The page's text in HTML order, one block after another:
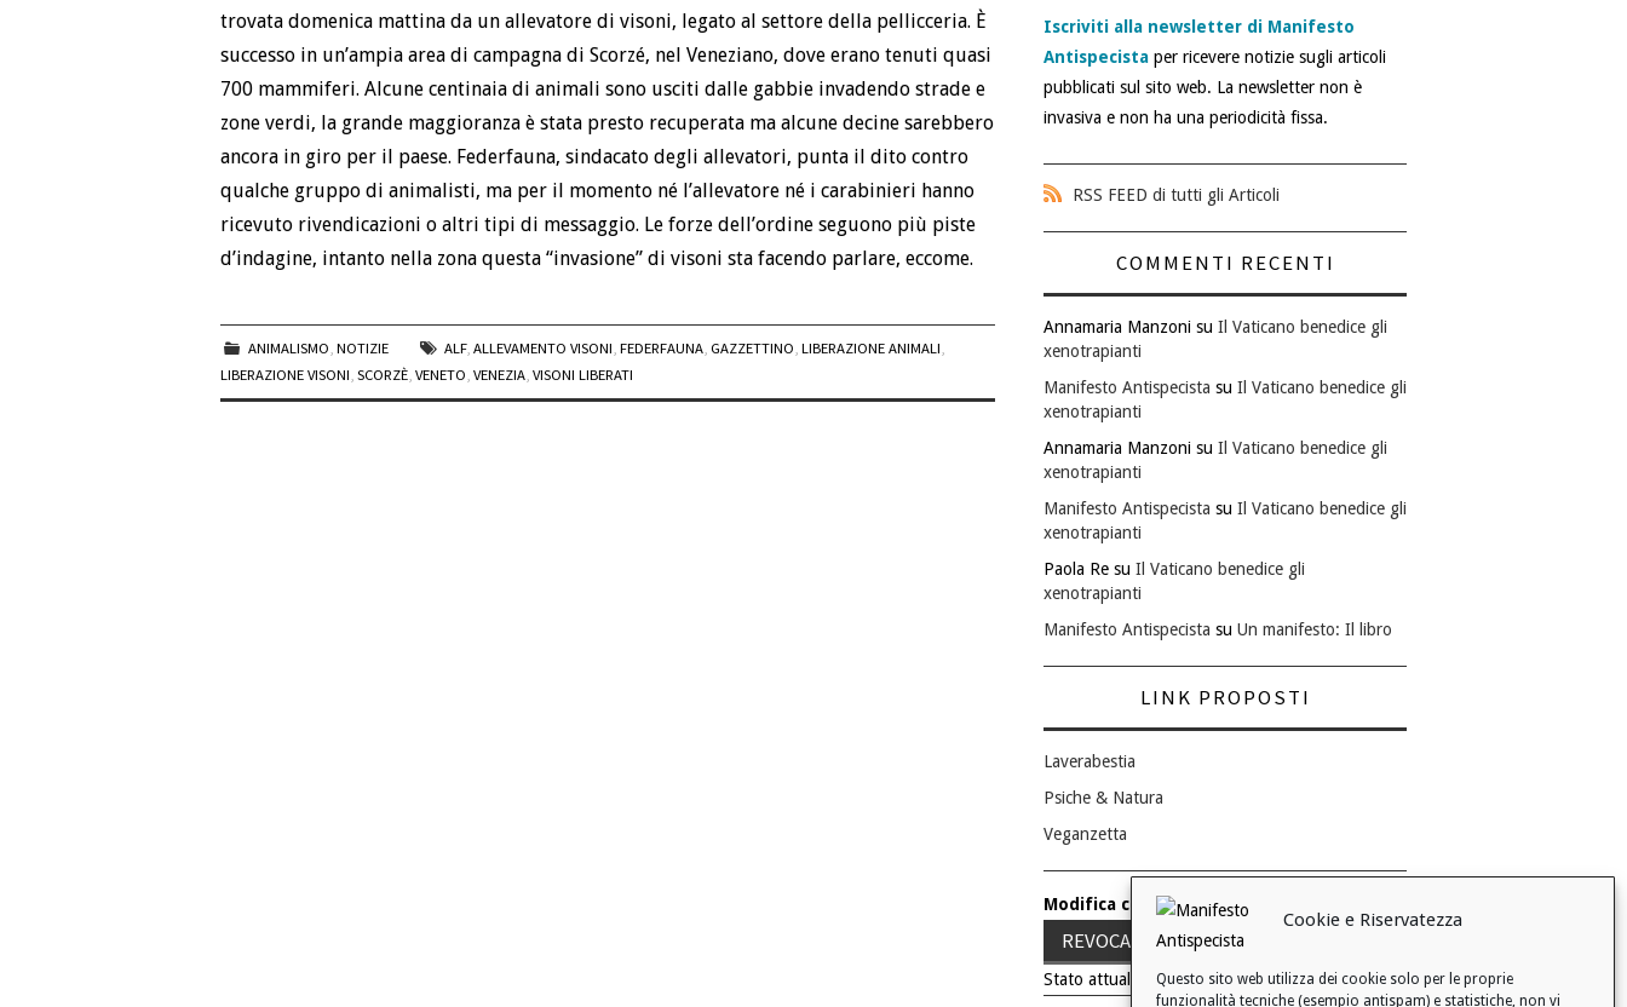
Cookie e Riservatezza
Questo sito web utilizza dei cookie solo per le proprie
funzionalità tecniche (esempio antispam) e statistiche, non vi
trovata domenica mattina da un allevatore di visoni, legato al settore della pellicceria. È
successo in un’ampia area di campagna di Scorzé, nel Veneziano, dove erano tenuti quasi
700 mammiferi. Alcune centinaia di animali sono usciti dalle gabbie invadendo strade e
zone verdi, la grande maggioranza è stata presto recuperata ma alcune decine sarebbero
ancora in giro per il paese. Federfauna, sindacato degli allevatori, punta il dito contro
qualche gruppo di animalisti, ma per il momento né l’allevatore né i carabinieri hanno
ricevuto rivendicazioni o altri tipi di messaggio. Le forze dell’ordine seguono più piste
d’indagine, intanto nella zona questa “invasione” di visoni sta facendo parlare, eccome.
ANIMALISMO ,NOTIZIE ALF,ALLEVAMENTO VISONI ,FEDERFAUNA GAZZETTINO ,LIBERAZIONE ANIMALI
LIBERAZIONE VISONI SCORZÈ VENETO VENEZIA VISONI LIBERATI
Iscriviti alla newsletter di Manifesto
Antispecista per ricevere notizie sugli articoli
pubblicati sul sito web. La newsletter non è
invasiva e non ha una periodicità fissa.
RSS FEED di tutti gli Articoli
COMMENTI RECENTI
Annamaria Manzoni su Il Vaticano benedice gli
xenotrapianti
Manifesto Antispecista su Il Vaticano benedice gli
xenotrapianti
Annamaria Manzoni su Il Vaticano benedice gli
xenotrapianti
Manifesto Antispecista su Il Vaticano benedice gli
xenotrapianti
Paola Re su Il Vaticano benedice gli
xenotrapianti
Manifesto Antispecista su Un manifesto: Il libro
LINK PROPOSTI
Laverabestia
Psiche & Natura
Veganzetta
Modifica consenso ai cookie
REVOCA IL TUO CONSENSO
Stato attuale: Negato